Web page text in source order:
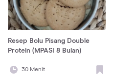
Resep Bolu Pisang Double
Protein (MPASI 8 Bulan)
30 Menit